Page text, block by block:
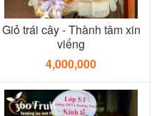
Giỏ trái cây - Thành tâm xin
viếng
4,000,000